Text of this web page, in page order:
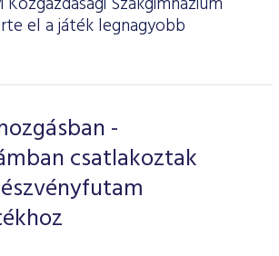
el a játék legnagyobb
-
csatlakoztak